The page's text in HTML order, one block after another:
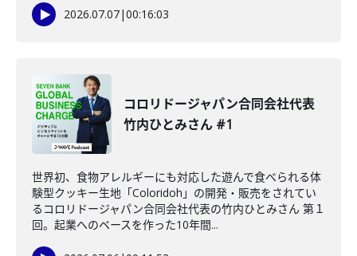
2026.07.07|00:16:03
コロリドージャパン合同会社代表
竹内ひとみさん #1
世界初、食物アレルギーにも対応した遊んで食べられる体
験型クッキー生地「Coloridoh」の開発・販売をされてい
るコロリドージャパン合同会社代表の竹内ひとみさん 第１
回。起業へのベースを作った10年間...